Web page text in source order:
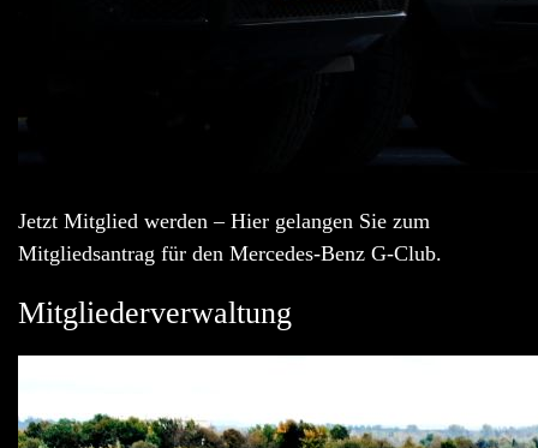
Jetzt Mitglied werden – Hier gelangen Sie zum
Mitgliedsantrag für den Mercedes-Benz G-Club.
Mitgliederverwaltung